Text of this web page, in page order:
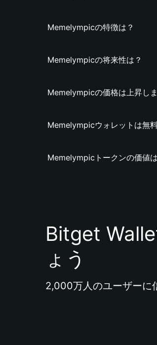
Memelympicの特徴は？
Memelympicの将来性は？
Memelympicの価格は上昇し
Memelympicウォレットは無
Memelympicトークンの価値
Bitget
ょう
2,000万人のユーザーに